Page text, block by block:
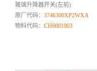
玻璃升降器开关(左前)
原厂代码：3746300XP2WXA
物料代码：CH6001003